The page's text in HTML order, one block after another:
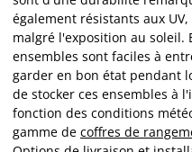
également résistants aux
malgré l'exposition au soleil.
ensembles sont faciles à
garder en bon état pendant
de stocker ces ensembles à
fonction des conditions
gamme de coffres de